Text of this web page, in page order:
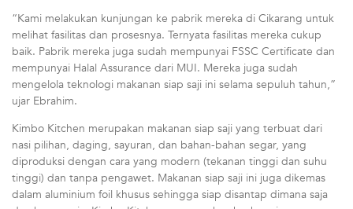
“Kami melakukan kunjungan ke pabrik mereka di Cikarang untuk
melihat fasilitas dan prosesnya. Ternyata fasilitas mereka cukup
baik. Pabrik mereka juga sudah mempunyai FSSC Certificate dan
mempunyai Halal Assurance dari MUI. Mereka juga sudah
mengelola teknologi makanan siap saji ini selama sepuluh tahun,”
ujar Ebrahim.
Kimbo Kitchen merupakan makanan siap saji yang terbuat dari
nasi pilihan, daging, sayuran, dan bahan-bahan segar, yang
diproduksi dengan cara yang modern (tekanan tinggi dan suhu
tinggi) dan tanpa pengawet. Makanan siap saji ini juga dikemas
dalam aluminium foil khusus sehingga siap disantap dimana saja